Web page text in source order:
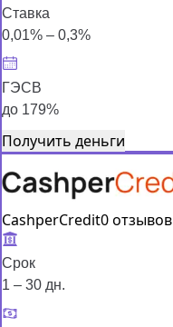
Ставка
0,01% – 0,3%
ГЭСВ
до 179%
Получить деньги
CashperCredit0 отзывов
Срок
1 – 30 дн.